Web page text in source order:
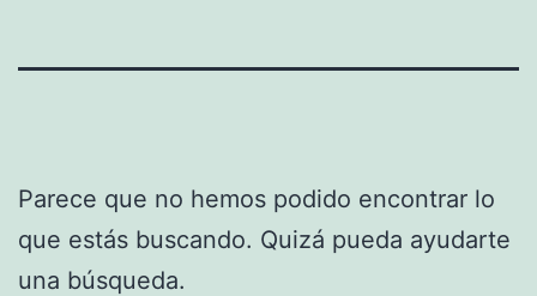
Parece que no hemos podido encontrar lo
que estás buscando. Quizá pueda ayudarte
una búsqueda.